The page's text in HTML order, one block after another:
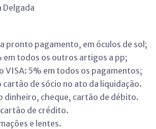
pronto pagamento, em óculos de sol;
em todos os outros artigos a pp;
VISA: 5% em todos os pagamentos;
de sócio no ato da liquidação.
dinheiro, cheque, cartão de débito.
de crédito.
e lentes.